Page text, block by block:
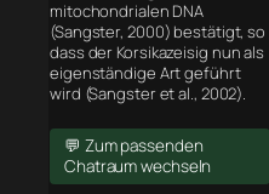
mitochondrialen DNA
(Sangster, 2000) bestätigt, so
dass der Korsikazeisig nun als
eigenständige Art geführt
wird (Sangster et al., 2002).
💬 Zum passenden
Chatraum wechseln